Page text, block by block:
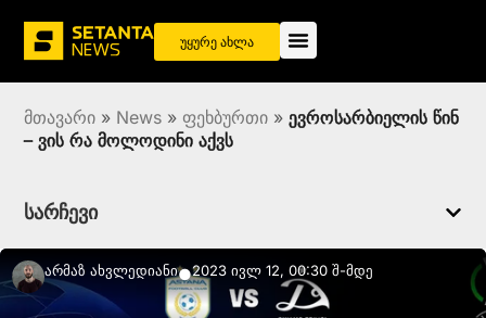
უყურე ახლა
მთავარი » News » ფეხბურთი » ევროსარბიელის წინ
– ვის რა მოლოდინი აქვს
სარჩევი
Არმაზ Ახვლედიანი●2023 ივლ 12, 00:30 შ-მდე